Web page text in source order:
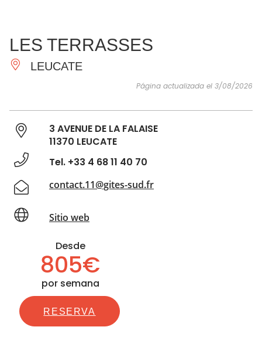
IMPRESCINDIBLES
HACER
LES TERRASSES
LEUCATE
Página actualizada el 3/08/2026
3 AVENUE DE LA FALAISE
11370 LEUCATE
Tel. +33 4 68 11 40 70
contact.11@gites-sud.fr
Sitio web
Desde
805€
por semana
RESERVA